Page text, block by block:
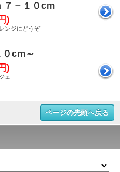
７－１０cm
)
ンジにどうぞ
０cm～
)
ェ
ページの先頭へ戻る